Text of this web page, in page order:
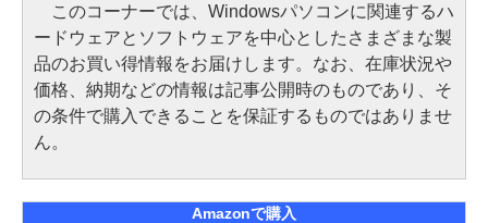
このコーナーでは、Windowsパソコンに関連するハ
ードウェアとソフトウェアを中心としたさまざまな製
品のお買い得情報をお届けします。なお、在庫状況や
価格、納期などの情報は記事公開時のものであり、そ
の条件で購入できることを保証するものではありませ
ん。
Amazonで購入